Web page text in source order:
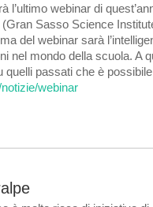
l’ultimo webinar di
Sasso Science
del webinar sarà
nel mondo della scuola. A
quelli passati che è
webinar